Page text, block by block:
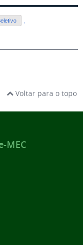
Voltar para o topo
MEC